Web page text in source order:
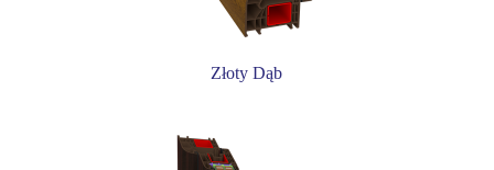
Złoty Dąb